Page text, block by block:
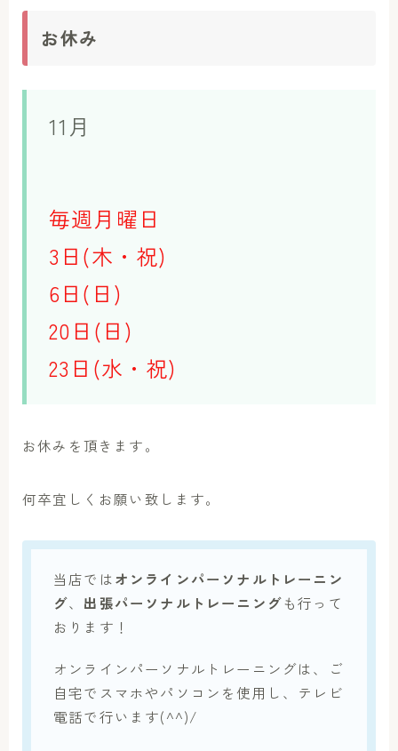
お休み
11月
毎週月曜日
3日(木・祝)
6日(日)
20日(日)
23日(水・祝)
お休みを頂きます。
何卒宜しくお願い致します。
当店ではオンラインパーソナルトレーニン
グ、 出張パーソナルトレーニングも行って
おります！
オンラインパーソナルトレーニングは、ご
自宅でスマホやパソコンを使用し、テレビ
電話で行います(^^)/